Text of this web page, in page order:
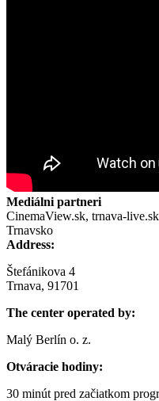
Mediálni partneri
CinemaView.sk, trnava-
Trnavsko
Address:
Štefánikova 4
Trnava, 91701
The center operated by:
Malý Berlín o. z.
Otváracie hodiny:
30 minút pred začiatkom